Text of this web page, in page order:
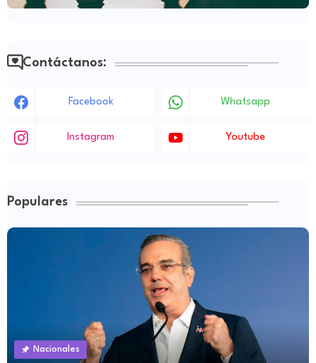
Contáctanos:
Facebook Whatsapp
Instagram Youtube
Populares
Nacionales